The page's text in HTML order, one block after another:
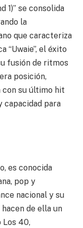
1)” se consolida
la
que caracteriza
“Uwaie”, el éxito
fusión de ritmos
posición,
con su último hit
capacidad para
es conocida
pop y
nacional y su
de ella un
Los 40,